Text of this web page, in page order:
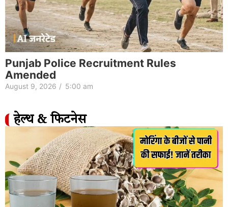
Punjab Police Recruitment Rules
Amended
August 9, 2026 / 5:00 am
हेल्थ & फिटनेस